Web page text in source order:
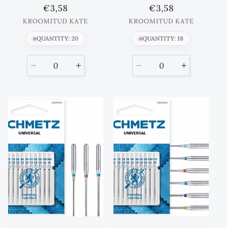
Standards
hind
€3,58
KROOMITUD KATE
QUANTITY: 20
Vähenda
Suurenda
Standards
hind
€3,58
KROOMITUD KATE
QUANTITY: 18
Vähenda
Suurenda